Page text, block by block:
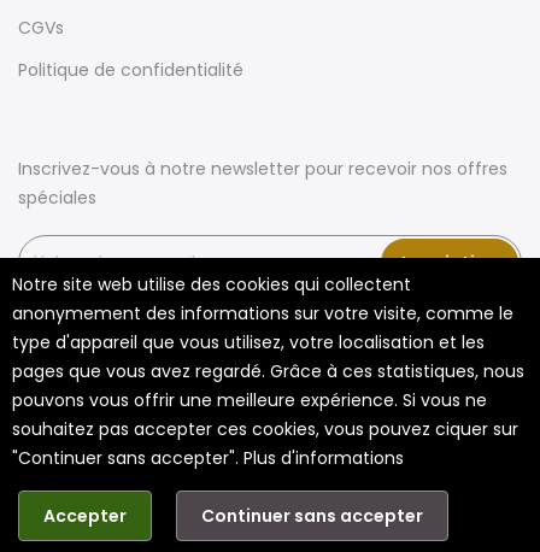
Notre site web utilise des cookies qui collectent
anonymement des informations sur votre visite, comme le
type d'appareil que vous utilisez, votre localisation et les
pages que vous avez regardé. Grâce à ces statistiques, nous
pouvons vous offrir une meilleure expérience. Si vous ne
souhaitez pas accepter ces cookies, vous pouvez ciquer sur
"Continuer sans accepter". Plus d'informations
Accepter Continuer sans accepter
CGVs
Politique de confidentialité
Inscrivez-vous à notre newsletter pour recevoir nos offres
spéciales
Inscription